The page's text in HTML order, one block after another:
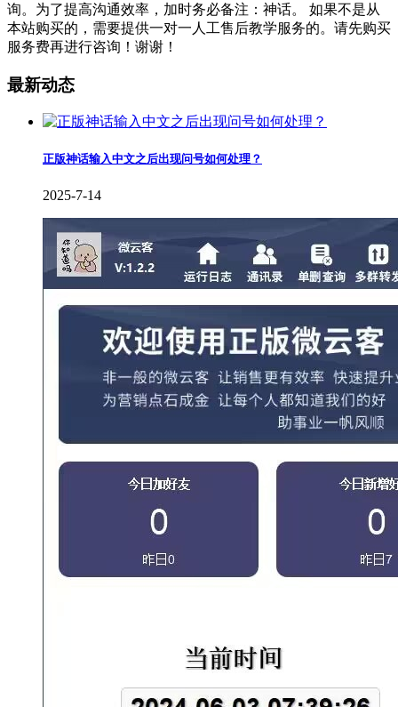
询。为了提高沟通效率，加时务必备注：神话。 如果不是从
本站购买的，需要提供一对一人工售后教学服务的。请先购买
服务费再进行咨询！谢谢！
最新动态
正版神话输入中文之后出现问号如何处理？
2025-7-14